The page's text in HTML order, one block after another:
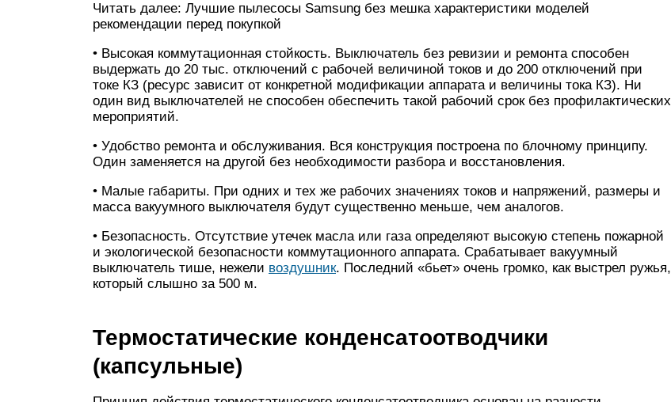
Читать далее: Лучшие пылесосы Samsung без мешка характеристики моделей
рекомендации перед покупкой
• Высокая коммутационная стойкость. Выключатель без ревизии и ремонта способен
выдержать до 20 тыс. отключений с рабочей величиной токов и до 200 отключений при
токе КЗ (ресурс зависит от конкретной модификации аппарата и величины тока КЗ). Ни
один вид выключателей не способен обеспечить такой рабочий срок без профилактических
мероприятий.
• Удобство ремонта и обслуживания. Вся конструкция построена по блочному принципу.
Один заменяется на другой без необходимости разбора и восстановления.
• Малые габариты. При одних и тех же рабочих значениях токов и напряжений, размеры и
масса вакуумного выключателя будут существенно меньше, чем аналогов.
• Безопасность. Отсутствие утечек масла или газа определяют высокую степень пожарной
и экологической безопасности коммутационного аппарата. Срабатывает вакуумный
выключатель тише, нежели воздушник. Последний «бьет» очень громко, как выстрел ружья,
который слышно за 500 м.
Термостатические конденсатоотводчики
(капсульные)